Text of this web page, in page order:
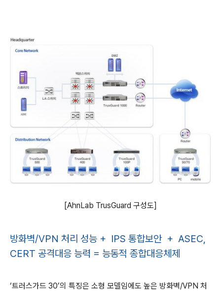
[AhnLab TrusGuard 구성도]
방화벽/VPN 처리 성능 + IPS 통합보안 + ASEC,
CERT 공격대응 능력 = 능동적 종합대응체제
‘트러스가드 30’의 특징은 소형 모델임에도 높은 방화벽/VPN 처